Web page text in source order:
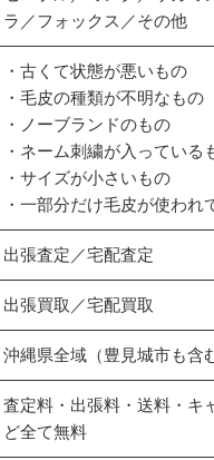
ラ／フォックス／その他
・古くて状態が悪いもの
・毛皮の種類が不明なもの
・ノーブランドのもの
・ネーム刺繍が入っている
・サイズが小さいもの
・一部分だけ毛皮が使われ
出張査定／宅配査定
出張買取／宅配買取
沖縄県全域（豊見城市も含
査定料・出張料・送料・キ
ど全て無料